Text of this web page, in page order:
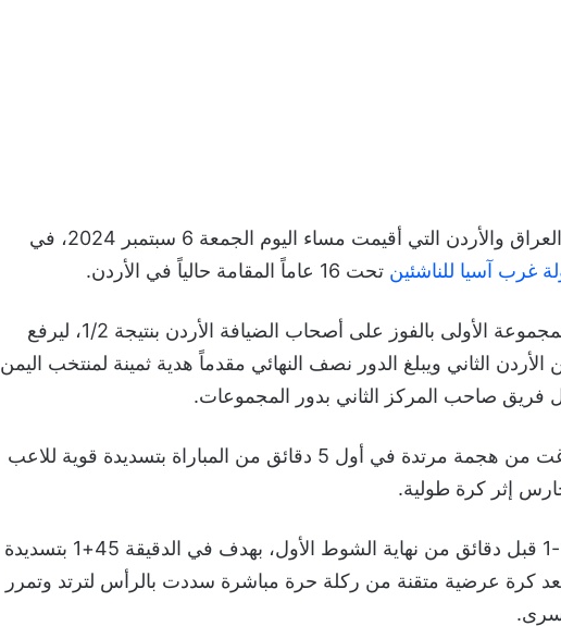
منتخب العراق والأردن التي أقيمت مساء اليوم الجمعة 6 سبتمبر 2024، في
غرب آسيا للناشئين تحت 16 عاماً المقامة حالياً في الأردن.
انتزع المنتخب العراقي صدارة المجموعة الأولى بالفوز على أصحاب الضيافة الأردن بنتيجة 1/2، ليرفع
عن الأردن الثاني ويبلغ الدور نصف النهائي مقدماً هدية ثمينة لمنتخب اليمن
فريق صاحب المركز الثاني بدور المجموعات.
تقدم المنتخب الأردني بهدف مباغت من هجمة مرتدة في أول 5 دقائق من المباراة بتسديدة قوية للاعب
إثر كرة طولية.
ونجح العراق في تعديل النتيجة 1-1 قبل دقائق من نهاية الشوط الأول، بهدف في الدقيقة 45+1 بتسديدة
كرة عرضية متقنة من ركلة حرة مباشرة سددت بالرأس لترتد وتمرر